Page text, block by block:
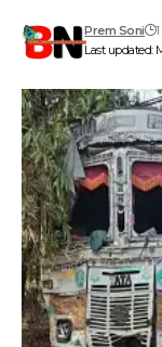
Last updated:
Prem Soni